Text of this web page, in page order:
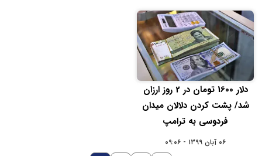
دلار 1600 تومان در 2 روز ارزان
شد/ پشت کردن دلالان میدان
فردوسی به ترامپ
۰۶ آبان ۱۳۹۹ - ۰۹:۰۶